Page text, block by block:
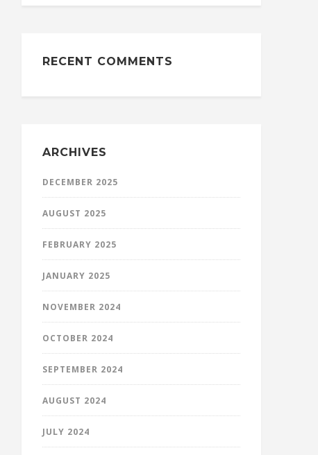
RECENT COMMENTS
ARCHIVES
DECEMBER 2025
AUGUST 2025
FEBRUARY 2025
JANUARY 2025
NOVEMBER 2024
OCTOBER 2024
SEPTEMBER 2024
AUGUST 2024
JULY 2024